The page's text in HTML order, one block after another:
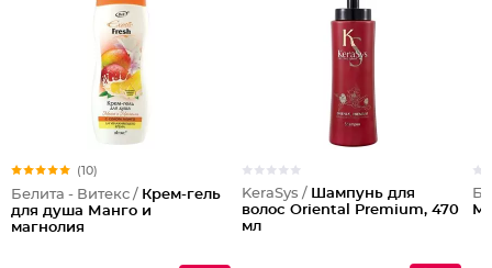
(10)
Белита - Витекс / Крем-гель
для душа Манго и
магнолия
KeraSys / Шампунь для
волос Oriental Premium, 470
мл